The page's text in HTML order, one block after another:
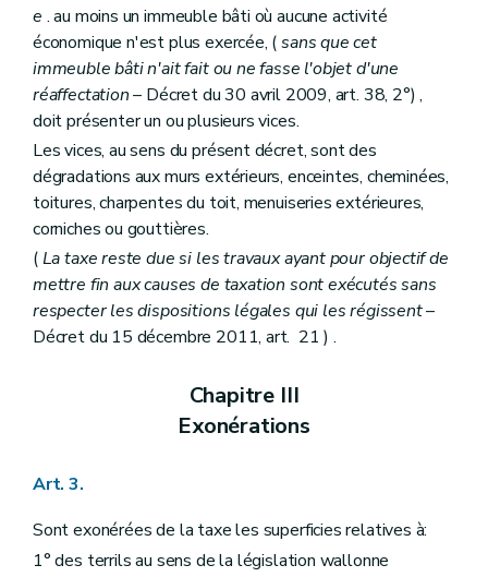
e . au moins un immeuble bâti où aucune activité
économique n'est plus exercée, (sans que cet
immeuble bâti n'ait fait ou ne fasse l'objet d'une
réaffectation– Décret du 30 avril 2009, art. 38, 2°) ,
doit présenter un ou plusieurs vices.
Les vices, au sens du présent décret, sont des
dégradations aux murs extérieurs, enceintes, cheminées,
toitures, charpentes du toit, menuiseries extérieures,
corniches ou gouttières.
(La taxe reste due si les travaux ayant pour objectif de
mettre fin aux causes de taxation sont exécutés sans
respecter les dispositions légales qui les régissent–
Décret du 15 décembre 2011, art. 21 ) .
Chapitre III
Exonérations
Art. 3.
Sont exonérées de la taxe les superficies relatives à:
1° des terrils au sens de la législation wallonne